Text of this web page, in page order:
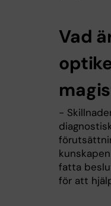
Vad
-
fatta
för att